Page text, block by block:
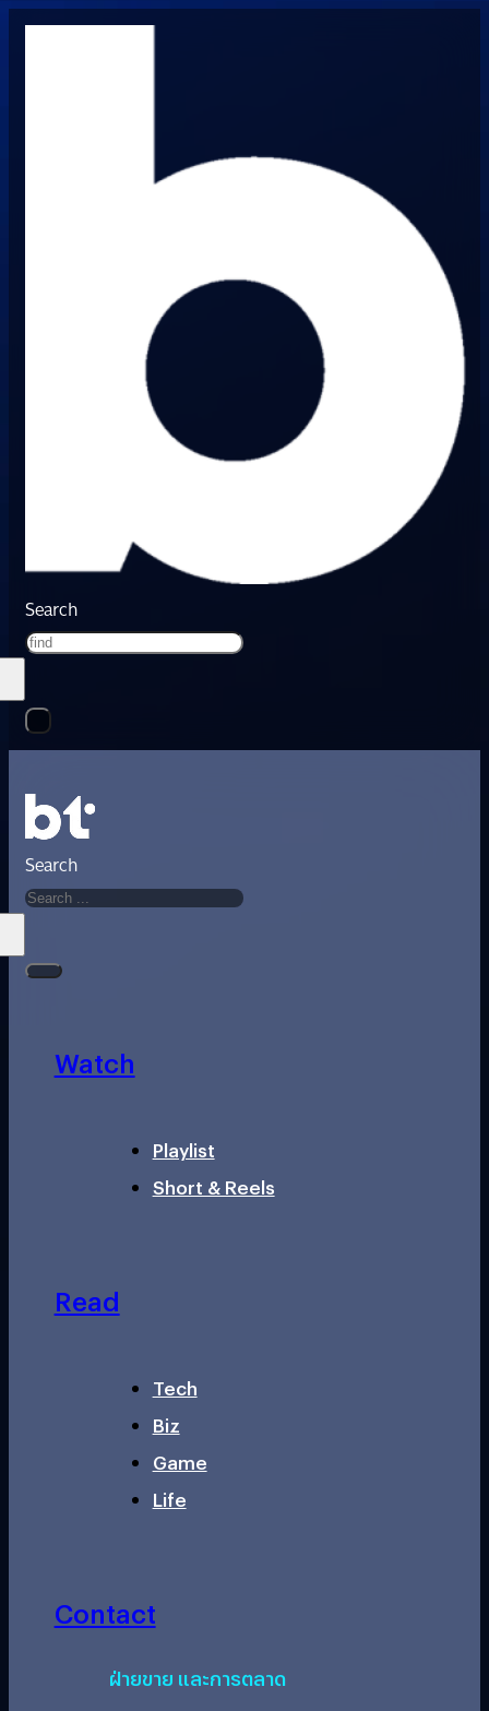
Search
Search
Watch
Playlist
Short & Reels
Read
Tech
Biz
Game
Life
Contact
ฝ่ายขาย และการตลาด